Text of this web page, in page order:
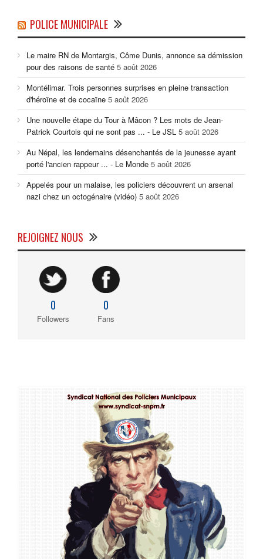
POLICE MUNICIPALE
Le maire RN de Montargis, Côme Dunis, annonce sa démission
pour des raisons de santé 5 août 2026
Montélimar. Trois personnes surprises en pleine transaction
d'héroïne et de cocaïne 5 août 2026
Une nouvelle étape du Tour à Mâcon ? Les mots de Jean-
Patrick Courtois qui ne sont pas ... - Le JSL 5 août 2026
Au Népal, les lendemains désenchantés de la jeunesse ayant
porté l'ancien rappeur ... - Le Monde 5 août 2026
Appelés pour un malaise, les policiers découvrent un arsenal
nazi chez un octogénaire (vidéo) 5 août 2026
REJOIGNEZ NOUS
0
Followers
0
Fans